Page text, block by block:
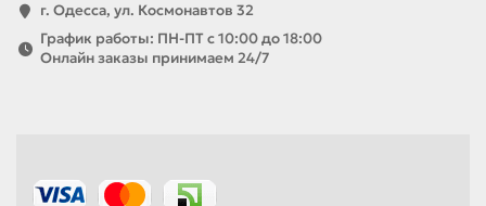
г. Одесса, ул. Космонавтов 32
График работы: ПН-ПТ с 10:00 до 18:00
Онлайн заказы принимаем 24/7